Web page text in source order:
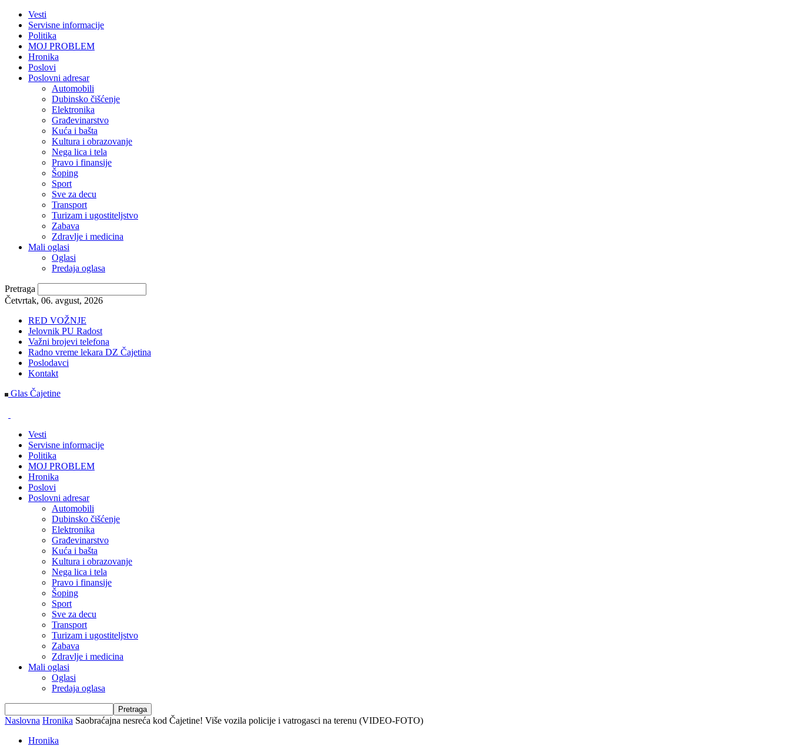
Vesti
Servisne informacije
Politika
MOJ PROBLEM
Hronika
Poslovi
Poslovni adresar
Automobili
Dubinsko čišćenje
Elektronika
Građevinarstvo
Kuća i bašta
Kultura i obrazovanje
Nega lica i tela
Pravo i finansije
Šoping
Sport
Sve za decu
Transport
Turizam i ugostiteljstvo
Zabava
Zdravlje i medicina
Mali oglasi
Oglasi
Predaja oglasa
Pretraga
Četvrtak, 06. avgust, 2026
RED VOŽNJE
Jelovnik PU Radost
Važni brojevi telefona
Radno vreme lekara DZ Čajetina
Poslodavci
Kontakt
Glas Čajetine
Vesti
Servisne informacije
Politika
MOJ PROBLEM
Hronika
Poslovi
Poslovni adresar
Automobili
Dubinsko čišćenje
Elektronika
Građevinarstvo
Kuća i bašta
Kultura i obrazovanje
Nega lica i tela
Pravo i finansije
Šoping
Sport
Sve za decu
Transport
Turizam i ugostiteljstvo
Zabava
Zdravlje i medicina
Mali oglasi
Oglasi
Predaja oglasa
Naslovna Hronika Saobraćajna nesreća kod Čajetine! Više vozila policije i vatrogasci na terenu (VIDEO-FOTO)
Hronika